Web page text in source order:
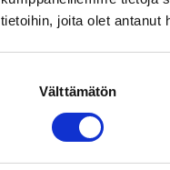
tietoihin, joita olet antanut
Välttämätön
suhteita. Se
välilleen.
rahoitusta ura
–